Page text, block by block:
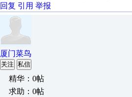
回复 引用 举报
厦门菜鸟
关注 私信
精华：0帖
求助：0帖